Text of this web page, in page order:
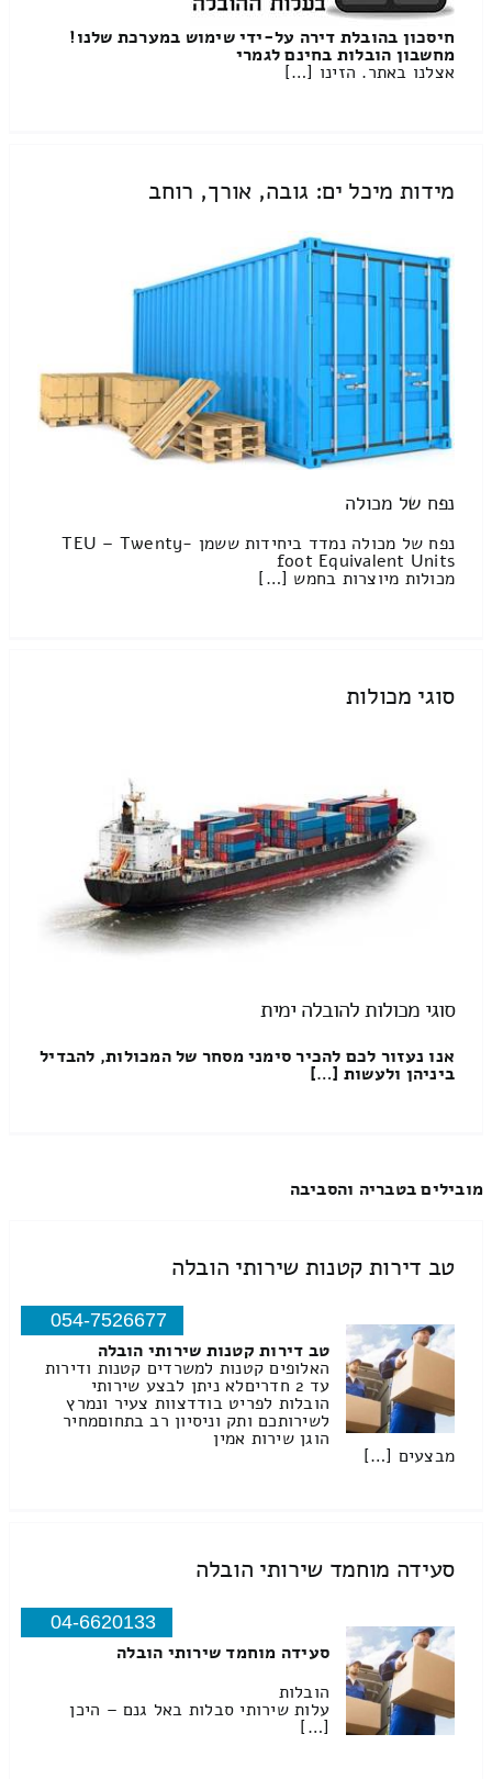
חיסכון בהובלת דירה על-ידי שימוש במערכת שלנו!
מחשבון הובלות בחינם לגמרי
אצלנו באתר. הזינו […]
מידות מיכל ים: גובה, אורך, רוחב
נפח של מכולה
נפח של מכולה נמדד ביחידות ששמן TEU – Twenty-
foot Equivalent Units
מכולות מיוצרות בחמש […]
סוגי מכולות
סוגי מכולות להובלה ימית
אנו נעזור לכם להכיר סימני מסחר של המכולות, להבדיל
ביניהן ולעשות […]
מובילים בטבריה והסביבה
טב דירות קטנות שירותי הובלה
054-7526677
טב דירות קטנות שירותי הובלה
האלופים קטנות למשרדים קטנות ודירות
עד 2 חדריםלא ניתן לבצע שירותי
הובלות לפריט בודדצוות צעיר ונמרץ
לשירותכם ותק וניסיון רב בתחוםמחיר
הוגן שירות אמין
מבצעים […]
סעידה מוחמד שירותי הובלה
04-6620133
סעידה מוחמד שירותי הובלה
הובלות
עלות שירותי סבלות באל גנם – היכן
[…]